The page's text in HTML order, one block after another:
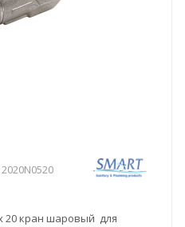
2020N0520
x 20 кран шаровый для